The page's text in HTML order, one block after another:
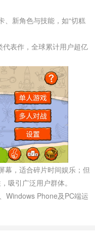
、新角色与技能，如“切糕
代表作，全球累计用户超亿
幕，适合碎片时间娱乐；但
吸引广泛用户群体。
Windows Phone及PC端运